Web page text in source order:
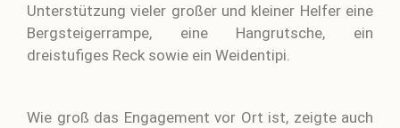
Unterstützung vieler großer und kleiner Helfer eine
Bergsteigerrampe, eine Hangrutsche, ein
dreistufiges Reck sowie ein Weidentipi.
Wie groß das Engagement vor Ort ist, zeigte auch